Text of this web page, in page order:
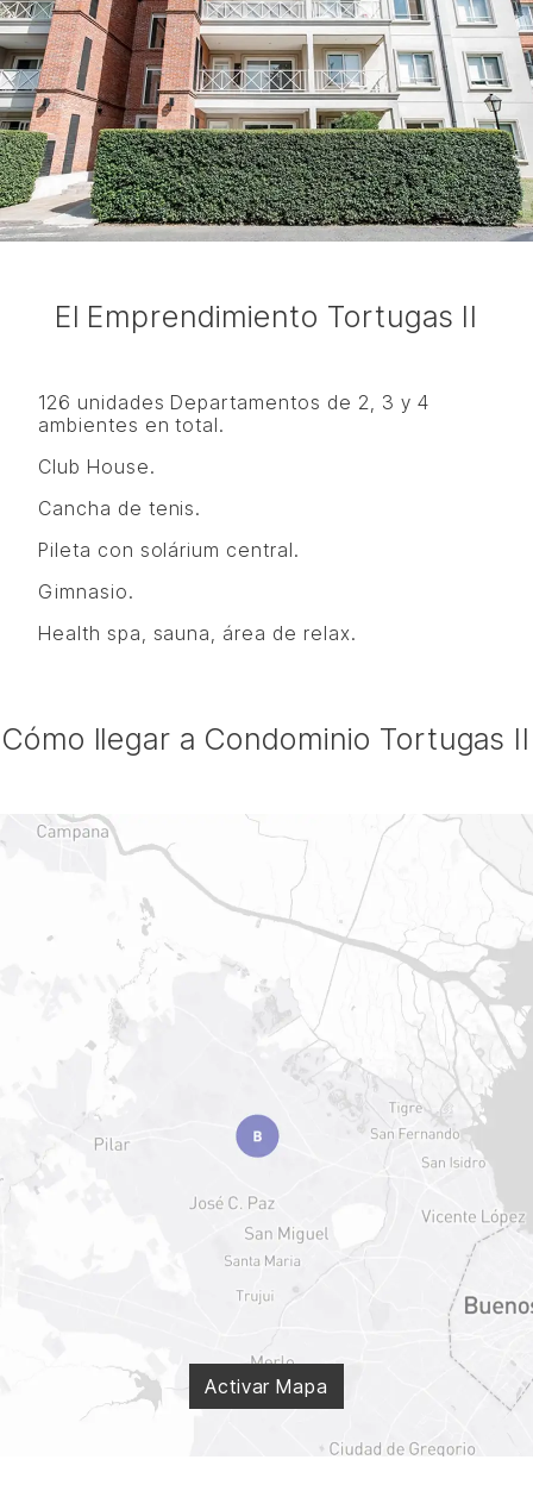
El Emprendimiento Tortugas II
126 unidades Departamentos de 2, 3 y 4
ambientes en total.
Club House.
Cancha de tenis.
Pileta con solárium central.
Gimnasio.
Health spa, sauna, área de relax.
Cómo llegar a Condominio Tortugas II
Activar Mapa